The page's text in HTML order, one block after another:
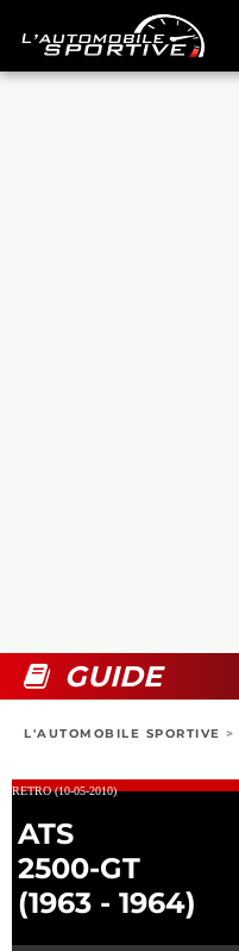
BOUTIQUE
GUIDE
L'AUTOMOBILE SPORTIVE >
RETRO (10-05-2010)
ATS
2500-GT
(1963 - 1964)